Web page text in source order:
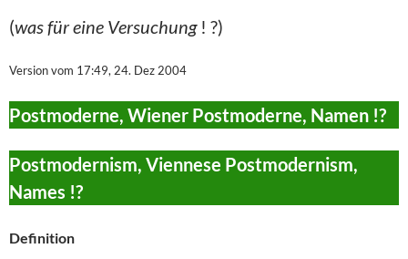
(was für eine Versuchung! ?)
Version vom 17:49, 24. Dez 2004
Postmoderne, Wiener Postmoderne, Namen !?
Postmodernism, Viennese Postmodernism,
Names !?
Definition